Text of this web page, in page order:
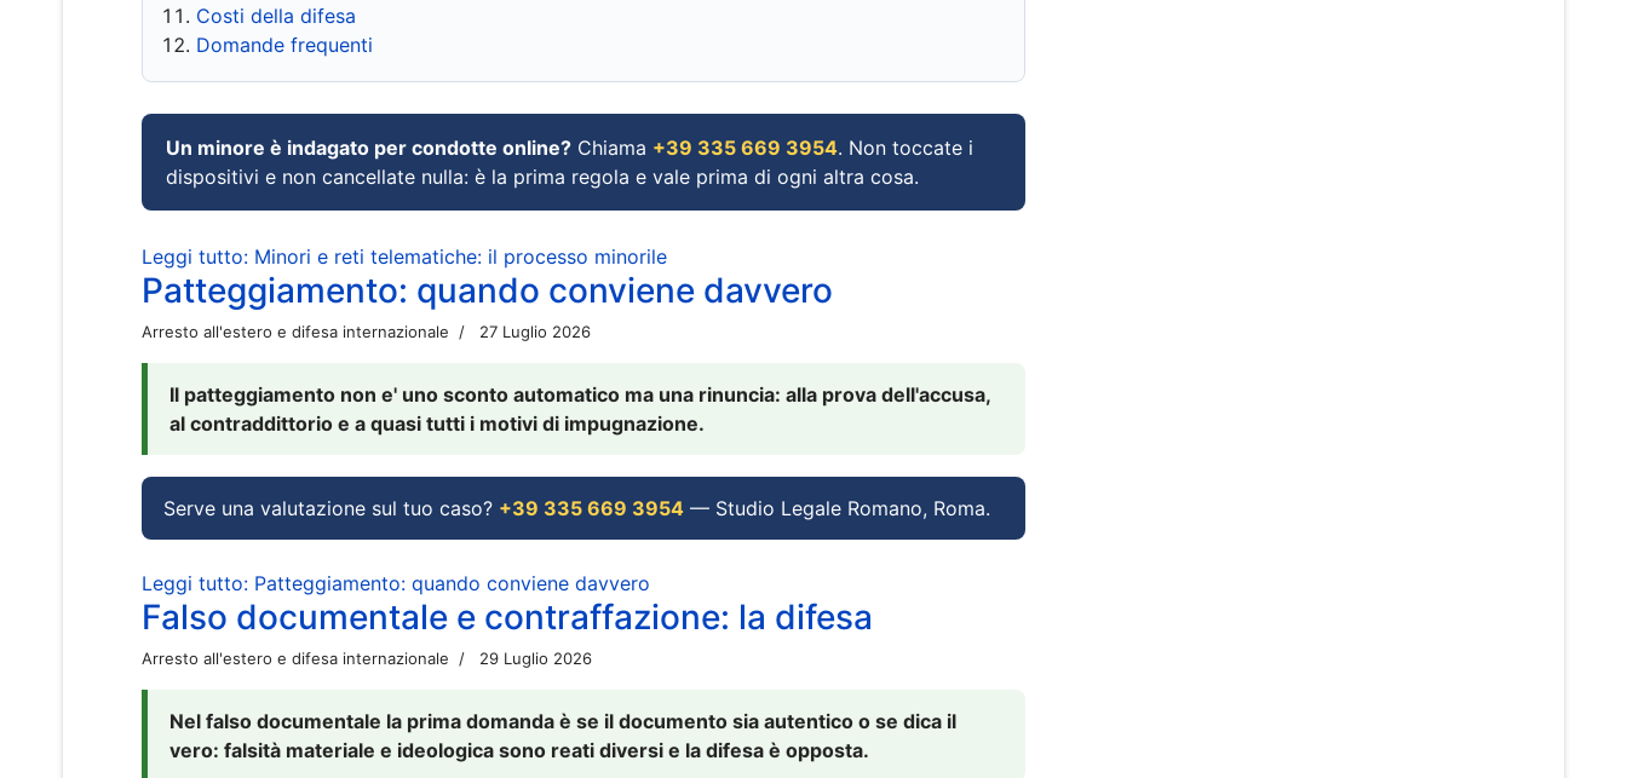
Costi della difesa
Domande frequenti
Un minore è indagato per condotte online? Chiama +39 335 669 3954. Non toccate i
dispositivi e non cancellate nulla: è la prima regola e vale prima di ogni altra cosa.
Leggi tutto: Minori e reti telematiche: il processo minorile
Patteggiamento: quando conviene davvero
Arresto all'estero e difesa internazionale 27 Luglio 2026
Il patteggiamento non e' uno sconto automatico ma una rinuncia: alla prova dell'accusa,
al contraddittorio e a quasi tutti i motivi di impugnazione.
Serve una valutazione sul tuo caso? +39 335 669 3954 — Studio Legale Romano, Roma.
Leggi tutto: Patteggiamento: quando conviene davvero
Falso documentale e contraffazione: la difesa
Arresto all'estero e difesa internazionale 29 Luglio 2026
Nel falso documentale la prima domanda è se il documento sia autentico o se dica il
vero: falsità materiale e ideologica sono reati diversi e la difesa è opposta.